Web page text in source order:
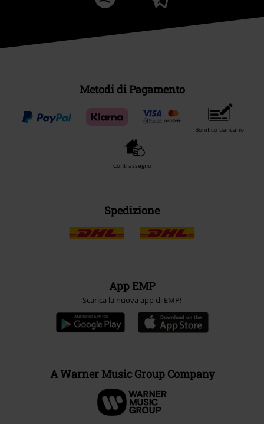
Metodi di Pagamento
Bonifico bancario
Contrassegno
Spedizione
App EMP
Scarica la nuova app di EMP!
A Warner Music Group Company